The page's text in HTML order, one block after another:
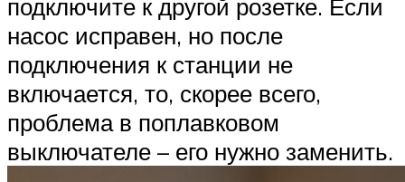
подключите к другой розетке. Если
насос исправен, но после
подключения к станции не
включается, то, скорее всего,
проблема в поплавковом
выключателе – его нужно заменить.